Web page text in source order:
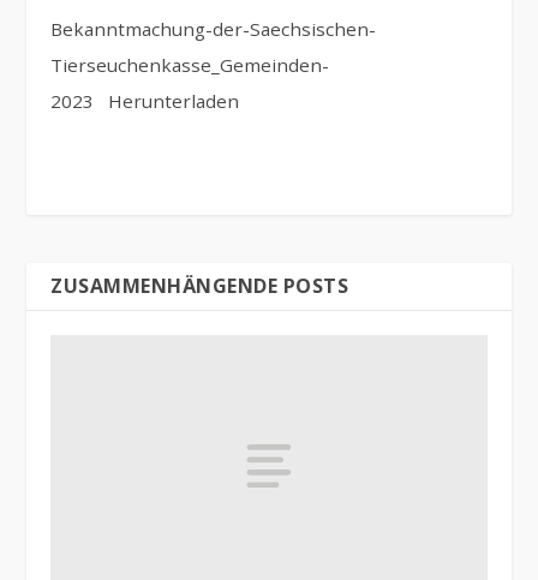
Bekanntmachung-der-Saechsischen-
Tierseuchenkasse_Gemeinden-
2023
Herunterladen
ZUSAMMENHÄNGENDE POSTS